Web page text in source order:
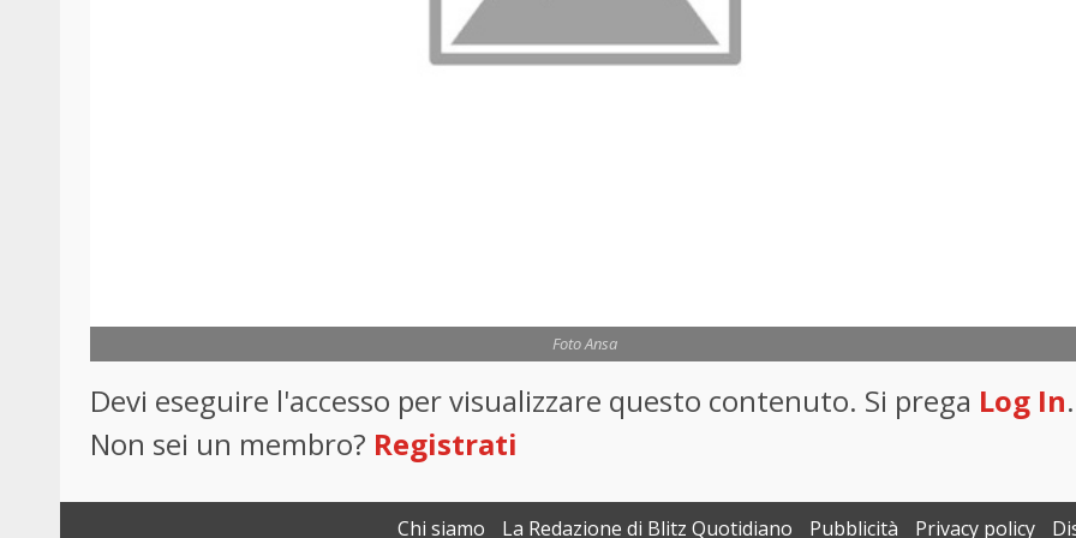
Foto Ansa
Devi eseguire l'accesso per visualizzare questo contenuto. Si prega Log In.
Non sei un membro? Registrati
Chi siamo La Redazione di Blitz Quotidiano Pubblicità Privacy policy